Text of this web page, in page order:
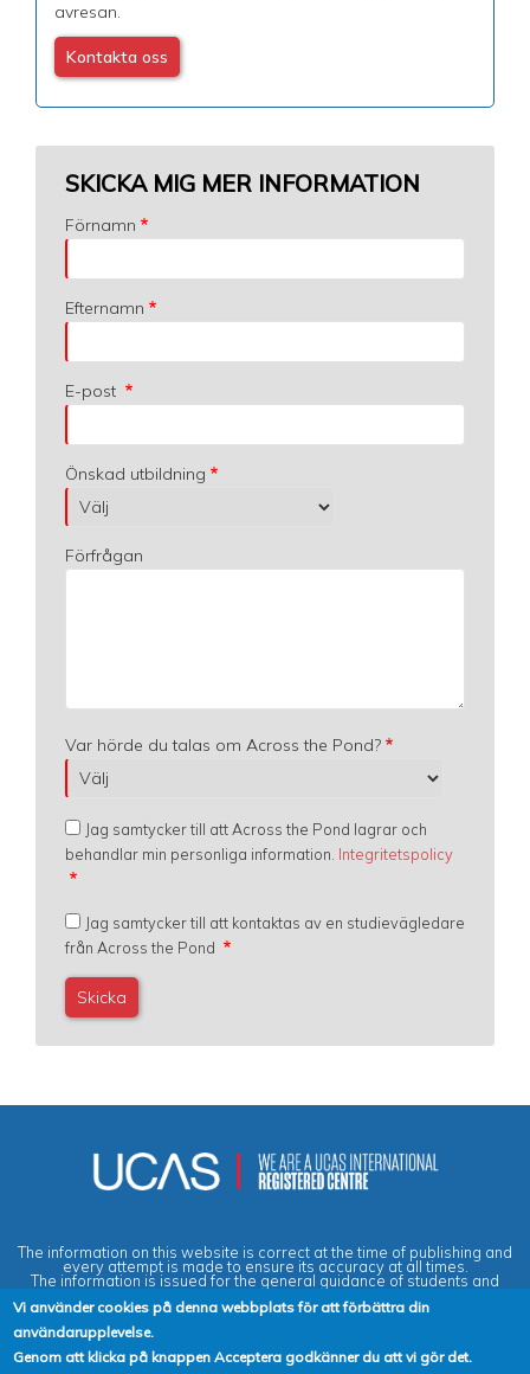
avresan.
Kontakta oss
SKICKA MIG MER INFORMATION
Förnamn
Efternamn
E-post
Önskad utbildning
Förfrågan
Var hörde du talas om Across the Pond?
Jag samtycker till att Across the Pond lagrar och
behandlar min personliga information. Integritetspolicy
Jag samtycker till att kontaktas av en studievägledare
från Across the Pond
The information on this website is correct at the time of publishing and
every attempt is made to ensure its accuracy at all times.
The information is issued for the general guidance of students and
does not form part of any contract or guarantee.
Privacy & Data Protection Policy|Cookies Policy|Anti-Slavery &
Vi använder cookies på denna webbplats för att förbättra din
användarupplevelse.
Genom att klicka på knappen Acceptera godkänner du att vi gör det.